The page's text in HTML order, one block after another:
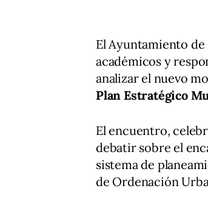
El Ayuntamiento
académicos y
analizar el nuevo
Plan Estratégico
El encuentro,
debatir sobre el
sistema de
de Ordenación